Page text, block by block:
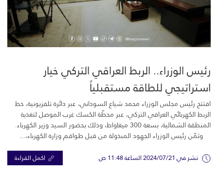
رئيس الوزراء.. الربط العراقي التركي خيار
استراتيجي للطاقة مستقبلياً
افتتح رئيس مجلس الوزراء محمد شياع السوداني، عبر دائرة تلفزيونية، خط
الربط الكهربائي العراقي التركي، عبر محطّة الكسك غرب الموصل لتغذية
المنطقة الشمالية، بسعة 300 ميغاواط، وذلك بحضور السيد وزير الكهرباء.
وثمّن رئيس الوزراء الجهود المبذولة من قبل طواقم وزارة الكهرباء،...
نشر في 2024/07/21 الساعة 11:48 ص اكمل القراءة